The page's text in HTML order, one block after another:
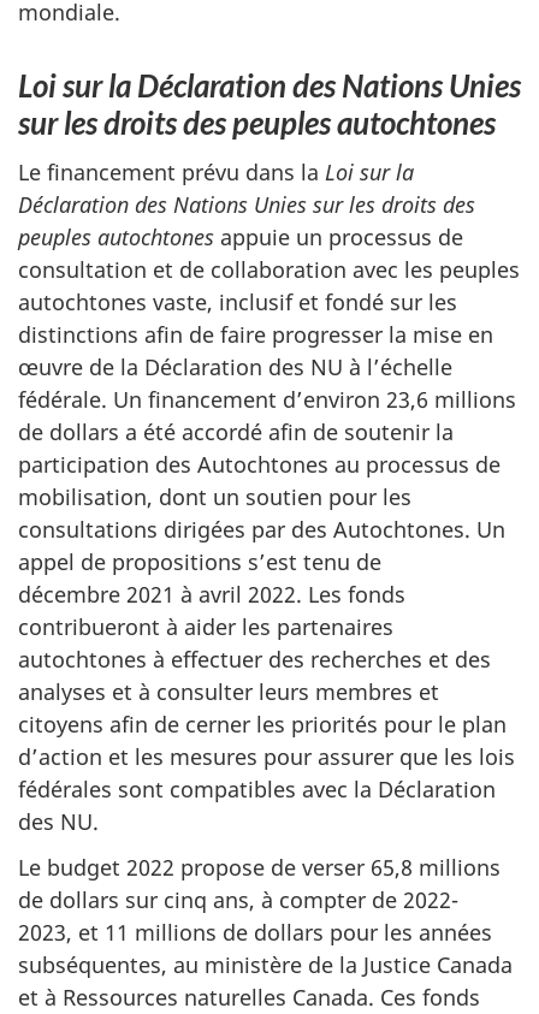
mondiale.
Loi sur la Déclaration des Nations Unies
sur les droits des peuples autochtones
Le financement prévu dans la Loi sur la
Déclaration des Nations Unies sur les droits des
peuples autochtones appuie un processus de
consultation et de collaboration avec les peuples
autochtones vaste, inclusif et fondé sur les
distinctions afin de faire progresser la mise en
œuvre de la Déclaration des NU à l’échelle
fédérale. Un financement d’environ 23,6 millions
de dollars a été accordé afin de soutenir la
participation des Autochtones au processus de
mobilisation, dont un soutien pour les
consultations dirigées par des Autochtones. Un
appel de propositions s’est tenu de
décembre 2021 à avril 2022. Les fonds
contribueront à aider les partenaires
autochtones à effectuer des recherches et des
analyses et à consulter leurs membres et
citoyens afin de cerner les priorités pour le plan
d’action et les mesures pour assurer que les lois
fédérales sont compatibles avec la Déclaration
des NU.
Le budget 2022 propose de verser 65,8 millions
de dollars sur cinq ans, à compter de 2022-
2023, et 11 millions de dollars pour les années
subséquentes, au ministère de la Justice Canada
et à Ressources naturelles Canada. Ces fonds